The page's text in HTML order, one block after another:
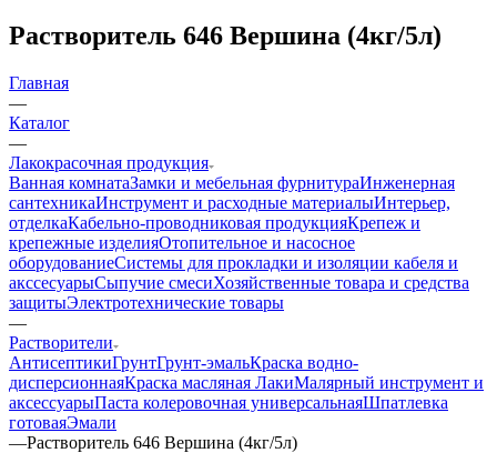
Растворитель 646 Вершина (4кг/5л)
Главная
—
Каталог
—
Лакокрасочная продукция
Ванная комнатаЗамки и мебельная фурнитураИнженерная
сантехникаИнструмент и расходные материалыИнтерьер,
отделкаКабельно-проводниковая продукцияКрепеж и
крепежные изделияОтопительное и насосное
оборудованиеСистемы для прокладки и изоляции кабеля и
акссесуарыСыпучие смесиХозяйственные товара и средства
защитыЭлектротехнические товары
—
Растворители
АнтисептикиГрунтГрунт-эмальКраска водно-
дисперсионнаяКраска масляная ЛакиМалярный инструмент и
аксессуарыПаста колеровочная универсальнаяШпатлевка
готоваяЭмали
—Растворитель 646 Вершина (4кг/5л)